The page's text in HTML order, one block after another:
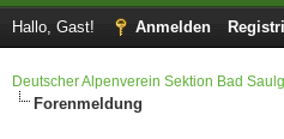
Hallo, Gast! Anmelden
Deutscher Alpenverein Sektion Bad
Forenmeldung